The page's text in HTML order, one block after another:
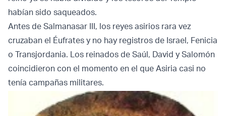
habían sido saqueados.
Antes de Salmanasar III, los reyes asirios rara vez
cruzaban el Éufrates y no hay registros de Israel, Fenicia
o Transjordania. Los reinados de Saúl, David y Salomón
coincidieron con el momento en el que Asiria casi no
tenía campañas militares.